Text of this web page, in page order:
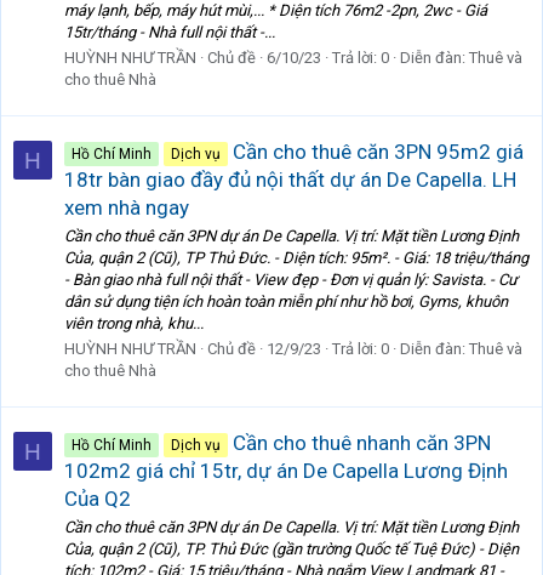
máy lạnh, bếp, máy hút mùi,... * Diện tích 76m2 -2pn, 2wc - Giá
15tr/tháng - Nhà full nội thất -...
HUỲNH NHƯ TRẦN
Chủ đề 6/10/23 Trả lời: 0 Diễn đàn: Thuê và
cho thuê Nhà
H Hồ Chí Minh Dịch vụ
Cần cho thuê căn 3PN 95m2 giá
18tr bàn giao đầy đủ nội thất dự án De Capella. LH
xem nhà ngay
Cần cho thuê căn 3PN dự án De Capella. Vị trí: Mặt tiền Lương Định
Của, quận 2 (Cũ), TP Thủ Đức. - Diện tích: 95m². - Giá: 18 triệu/tháng
- Bàn giao nhà full nội thất - View đẹp - Đơn vị quản lý: Savista. - Cư
dân sử dụng tiện ích hoàn toàn miễn phí như hồ bơi, Gyms, khuôn
viên trong nhà, khu...
HUỲNH NHƯ TRẦN
Chủ đề 12/9/23 Trả lời: 0 Diễn đàn: Thuê và
cho thuê Nhà
H Hồ Chí Minh Dịch vụ
Cần cho thuê nhanh căn 3PN
102m2 giá chỉ 15tr, dự án De Capella Lương Định
Của Q2
Cần cho thuê căn 3PN dự án De Capella. Vị trí: Mặt tiền Lương Định
Của, quận 2 (Cũ), TP. Thủ Đức (gần trường Quốc tế Tuệ Đức) - Diện
tích: 102m2 - Giá: 15 triệu/tháng - Nhà ngắm View Landmark 81 -